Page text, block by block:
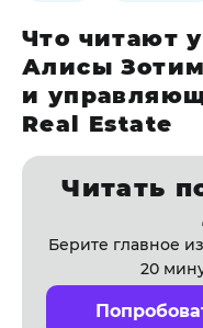
Что читают
Алисы
и
Real Estate
Читать
Берите главное
20